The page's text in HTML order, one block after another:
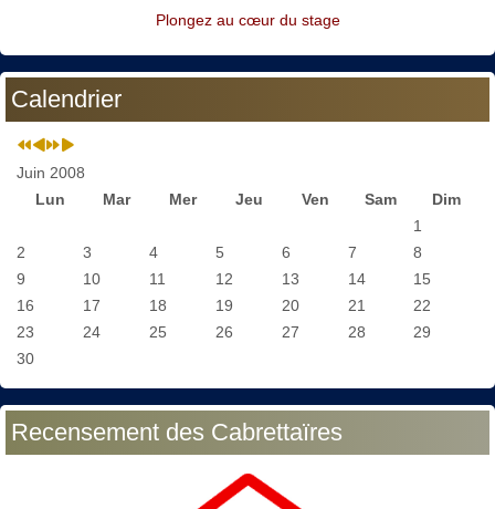
Plongez au cœur du stage
Calendrier
Juin 2008
Lun
Mar Mer Jeu Ven Sam
Dim
1
2
3 4 5 6 7
8
9
10 11 12 13 14
15
16
17 18 19 20 21
22
23
24 25 26 27 28
29
30
Recensement des Cabrettaïres